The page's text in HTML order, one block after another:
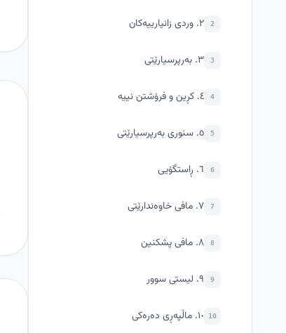
2 ٢. وردی زانیارییەکان
3 ٣. بەرپرسیارێتی
4 ٤. کڕین و فرۆشتن نییە
5 ٥. سنوری بەرپرسیارێتی
6 ٦. ڕاستگۆیی
7 ٧. مافی خاوەندارێتی
8 ٨. مافی پشکنین
9 ٩. لیستی سوور
10 ١٠. ماڵپەڕی دەرەکی